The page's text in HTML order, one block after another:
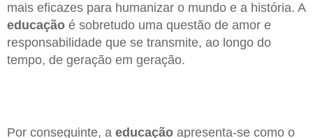
mais eficazes para humanizar o mundo e a história. A
educação é sobretudo uma questão de amor e
responsabilidade que se transmite, ao longo do
tempo, de geração em geração.
Por conseguinte, a educação apresenta-se como o